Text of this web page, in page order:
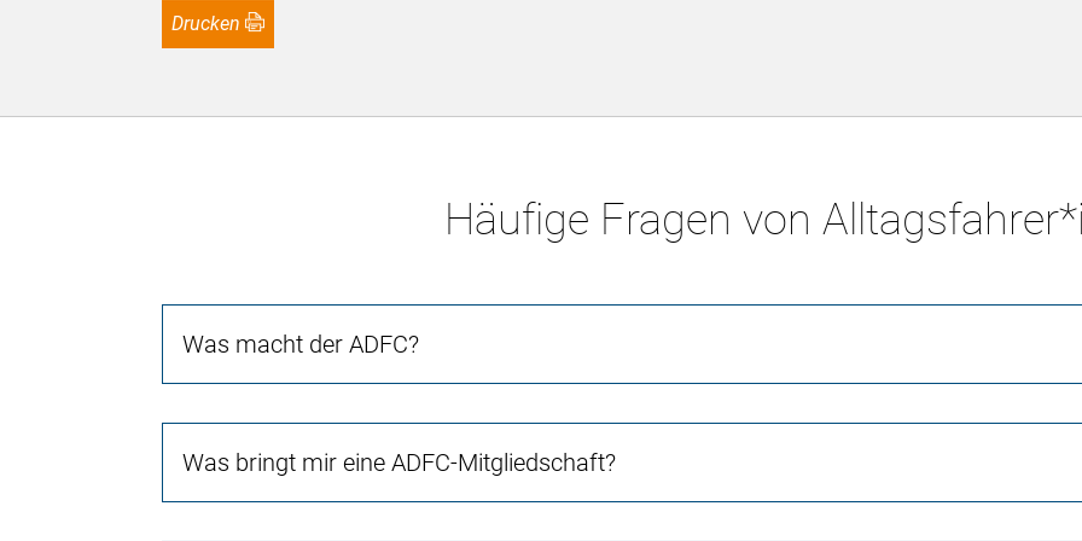
Drucken
Häufige Fragen von
Was macht der ADFC?
Was bringt mir eine ADFC-Mitgliedschaft?